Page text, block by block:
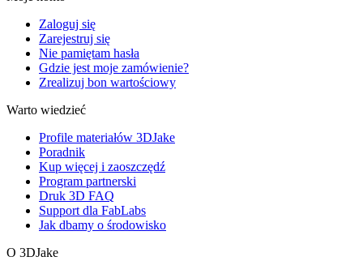
Zaloguj się
Zarejestruj się
Nie pamiętam hasła
Gdzie jest moje zamówienie?
Zrealizuj bon wartościowy
Warto wiedzieć
Profile materiałów 3DJake
Poradnik
Kup więcej i zaoszczędź
Program partnerski
Druk 3D FAQ
Support dla FabLabs
Jak dbamy o środowisko
O 3DJake